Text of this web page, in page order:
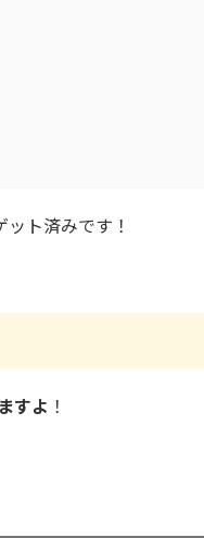
ト済みです！
すよ ！